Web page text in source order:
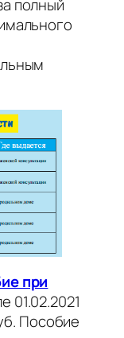
полный
при
01.02.2021
Пособие